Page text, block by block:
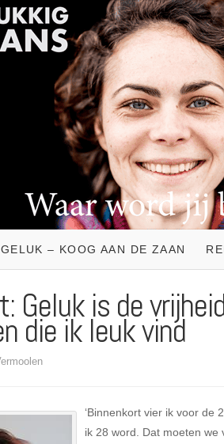
– KOOG AAN DE ZAAN
Geluk is de
die ik leuk vind
‘Binnenkort vier ik voor de
ik 28 word. Dat moeten we